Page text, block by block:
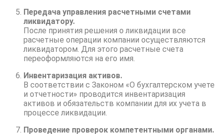
Передача управления расчетными счетами
ликвидатору.
После принятия решения о ликвидации все
расчетные операции компании осуществляются
ликвидатором. Для этого расчетные счета
переоформляются на его имя.
Инвентаризация активов.
В соответствии с Законом «О бухгалтерском учете
и отчетности» проводится инвентаризация
активов и обязательств компании для их учета в
процессе ликвидации.
Проведение проверок компетентными органами.